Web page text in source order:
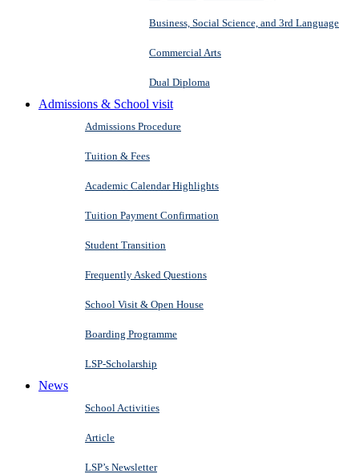
Business, Social Science, and 3rd Language
Commercial Arts
Dual Diploma
Admissions & School visit
Admissions Procedure
Tuition & Fees
Academic Calendar Highlights
Tuition Payment Confirmation
Student Transition
Frequently Asked Questions
School Visit & Open House
Boarding Programme
LSP-Scholarship
News
School Activities
Article
LSP’s Newsletter